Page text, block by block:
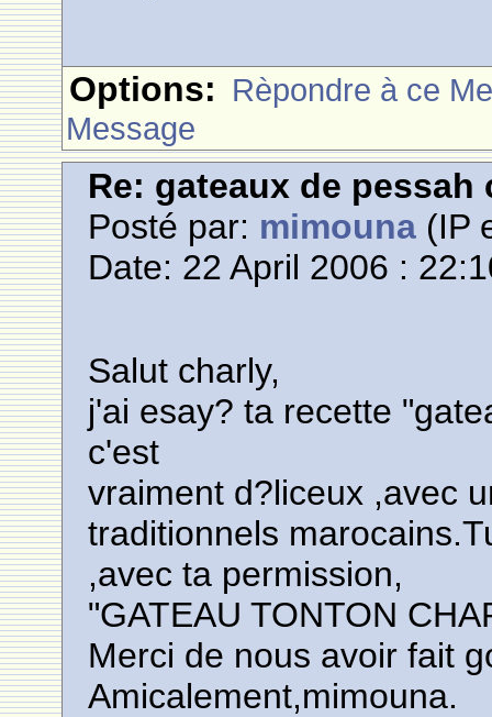
Options: Rèpondre à ce
Message
Re: gateaux de
Posté par: mimouna (IP
Date: 22 April 2006 :
Salut charly,
j'ai esay? ta recette
c'est
vraiment d?liceux ,avec
traditionnels
,avec ta permission,
"GATEAU TONTON
Merci de nous avoir fait
Amicalement,mimouna.